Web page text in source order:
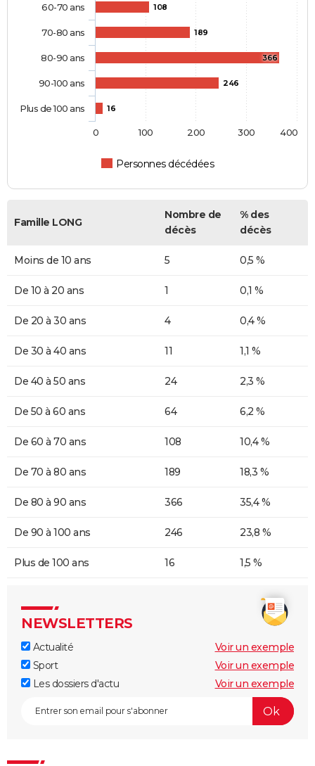
108
189
366
246
16
Personnes décédées
60-70 ans
70-80 ans
80-90 ans
90-100 ans
Plus de 100 ans
0 100 200 300 400
Famille LONG
Nombre de
décès
% des
décès
Moins de 10 ans 5 0,5 %
De 10 à 20 ans 1 0,1 %
De 20 à 30 ans 4 0,4 %
De 30 à 40 ans 11 1,1 %
De 40 à 50 ans 24 2,3 %
De 50 à 60 ans 64 6,2 %
De 60 à 70 ans 108 10,4 %
De 70 à 80 ans 189 18,3 %
De 80 à 90 ans 366 35,4 %
De 90 à 100 ans 246 23,8 %
Plus de 100 ans 16 1,5 %
NEWSLETTERS
Actualité
Voir un exemple
Sport
Voir un exemple
Les dossiers d'actu
Voir un exemple